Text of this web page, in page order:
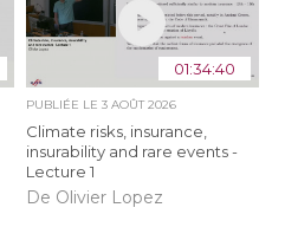
01:34:40
PUBLIÉE LE 3 AOÛT 2026
Climate risks, insurance,
insurability and rare events -
Lecture 1
De Olivier Lopez